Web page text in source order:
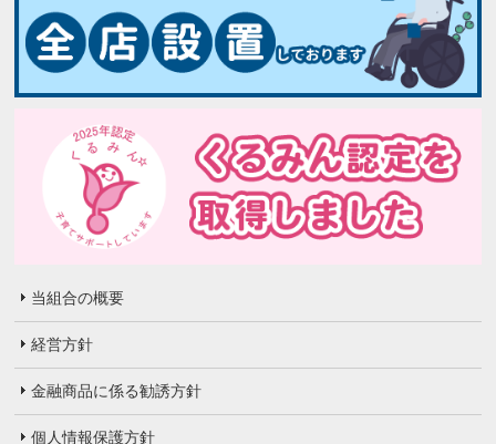
当組合の概要
経営方針
金融商品に係る勧誘方針
個人情報保護方針